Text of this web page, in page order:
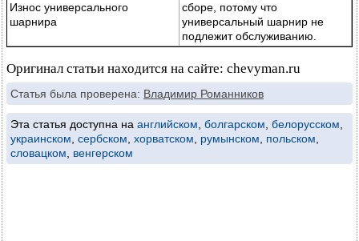
Износ универсального
шарнира
сборе, потому что
универсальный шарнир не
подлежит обслуживанию.
Оригинал статьи находится на сайте: chevyman.ru
Статья была проверена: Владимир Романников
Эта статья доступна на английском болгарском белорусском
украинском сербском хорватском румынском польском
словацком
венгерском